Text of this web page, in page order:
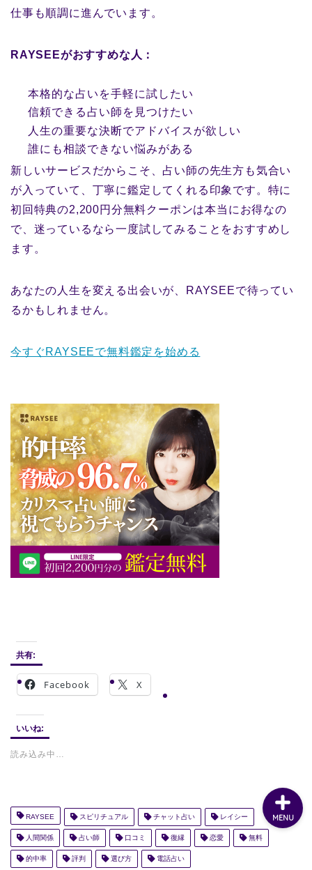
仕事も順調に進んでいます。
RAYSEEがおすすめな人：
本格的な占いを手軽に試したい
信頼できる占い師を見つけたい
人生の重要な決断でアドバイスが欲しい
誰にも相談できない悩みがある
新しいサービスだからこそ、占い師の先生方も気合い
が入っていて、丁寧に鑑定してくれる印象です。特に
初回特典の2,200円分無料クーポンは本当にお得なの
で、迷っているなら一度試してみることをおすすめし
ます。
あなたの人生を変える出会いが、RAYSEEで待ってい
るかもしれません。
今すぐRAYSEEで無料鑑定を始める
共有:
Facebook X
いいね:
読み込み中…
RAYSEE スピリチュアル チャット占い レイシー
人間関係 占い師 口コミ 復縁 恋愛 無料
的中率 評判 選び方 電話占い
MENU